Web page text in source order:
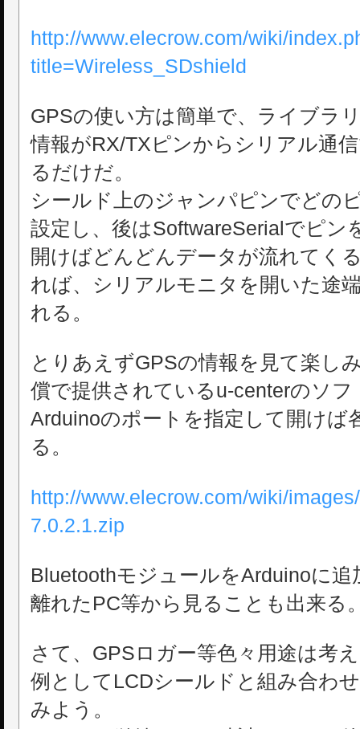
http://www.elecrow.com/wiki/
title=Wireless_SDshield
GPSの使い方は簡単で、ライブラ
情報がRX/TXピンからシリアル通
るだけだ。
シールド上のジャンパピンでどの
設定し、後はSoftwareSerialでピン
開けばどんどんデータが流れてく
れば、シリアルモニタを開いた途
れる。
とりあえずGPSの情報を見て楽し
償で提供されているu-centerのソ
Arduinoのポートを指定して開けば
る。
http://www.elecrow.com/wiki/
7.0.2.1.zip
BluetoothモジュールをArduinoに
離れたPC等から見ることも出来る
さて、GPSロガー等色々用途は考
例としてLCDシールドと組み合わ
みよう。